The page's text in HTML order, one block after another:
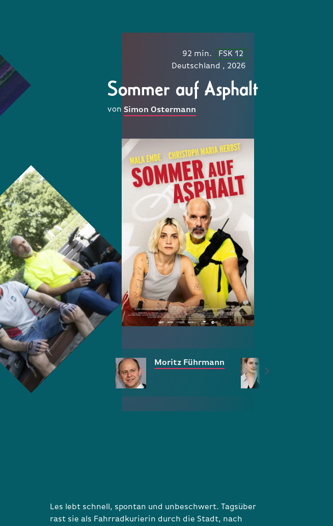
92 min.
FSK 12
Deutschland , 2026
Sommer auf Asphalt
von Simon Ostermann
Moritz Führmann
Les lebt schnell, spontan und unbeschwert. Tagsüber
rast sie als Fahrradkurierin durch die Stadt, nach